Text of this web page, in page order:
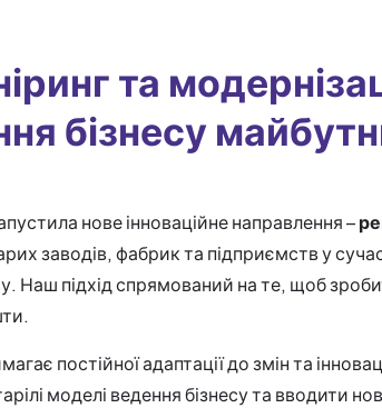
та
бізнесу
нове інноваційне направлення –
заводів, фабрик та підприємств у
Наш підхід спрямований на те, щоб
постійної адаптації до змін та
моделі ведення бізнесу та вводити